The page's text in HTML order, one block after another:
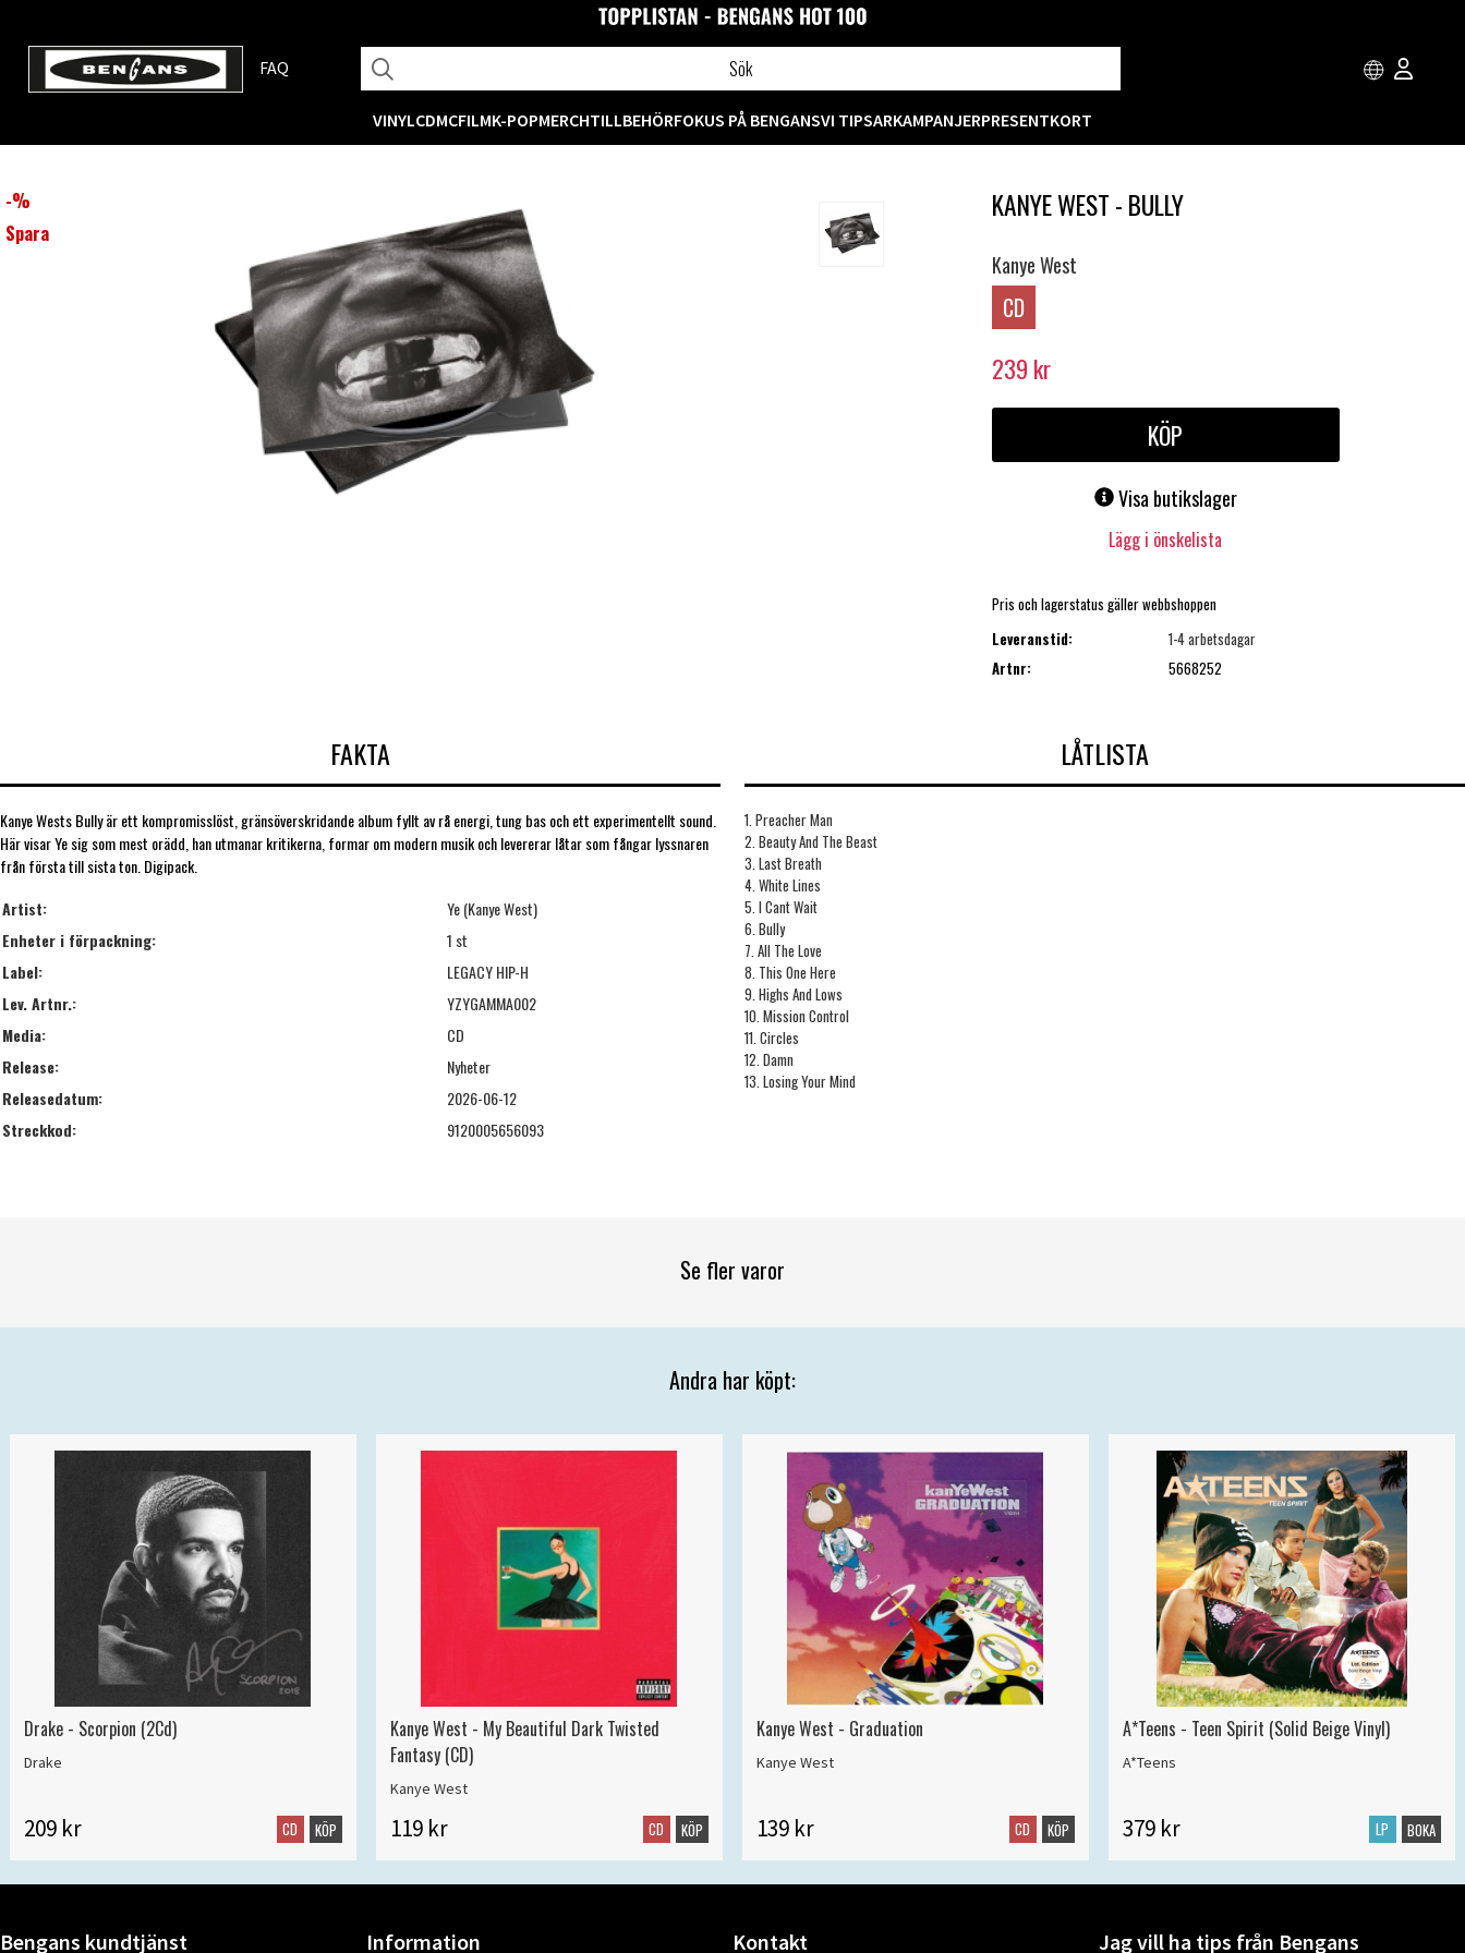
FAQ
VINYLCDMCFILMK-POPMERCHTILLBEHÖRFOKUS PÅ BENGANSVI TIPSARKAMPANJERPRESENTKORT
-%
Spara
KANYE WEST - BULLY
Kanye West
CD
239 kr
KÖP
Visa butikslager
Lägg i önskelista
Pris och lagerstatus gäller webbshoppen
Leveranstid:
1-4 arbetsdagar
Artnr:
5668252
FAKTA
Kanye Wests Bully är ett kompromisslöst, gränsöverskridande album fyllt av rå energi, tung bas och ett experimentellt sound.
Här visar Ye sig som mest orädd, han utmanar kritikerna, formar om modern musik och levererar låtar som fångar lyssnaren
från första till sista ton. Digipack.
Artist:
Ye (Kanye West)
Enheter i förpackning:
1 st
Label:
LEGACY HIP-H
Lev. Artnr.:
YZYGAMMA002
Media:
CD
Release:
Nyheter
Releasedatum:
2026-06-12
Streckkod:
9120005656093
LÅTLISTA
1. Preacher Man
2. Beauty And The Beast
3. Last Breath
4. White Lines
5. I Cant Wait
6. Bully
7. All The Love
8. This One Here
9. Highs And Lows
10. Mission Control
11. Circles
12. Damn
13. Losing Your Mind
Se fler varor
Andra har köpt:
Drake - Scorpion (2Cd)
Drake
209 kr CD KÖP
Kanye West - My Beautiful Dark Twisted
Fantasy (CD)
Kanye West
119 kr CD KÖP
Kanye West - Graduation
Kanye West
139 kr CD KÖP
A*Teens - Teen Spirit (Solid Beige Vinyl)
A*Teens
379 kr LP BOKA
Bengans kundtjänst Information Kontakt Jag vill ha tips från Bengans